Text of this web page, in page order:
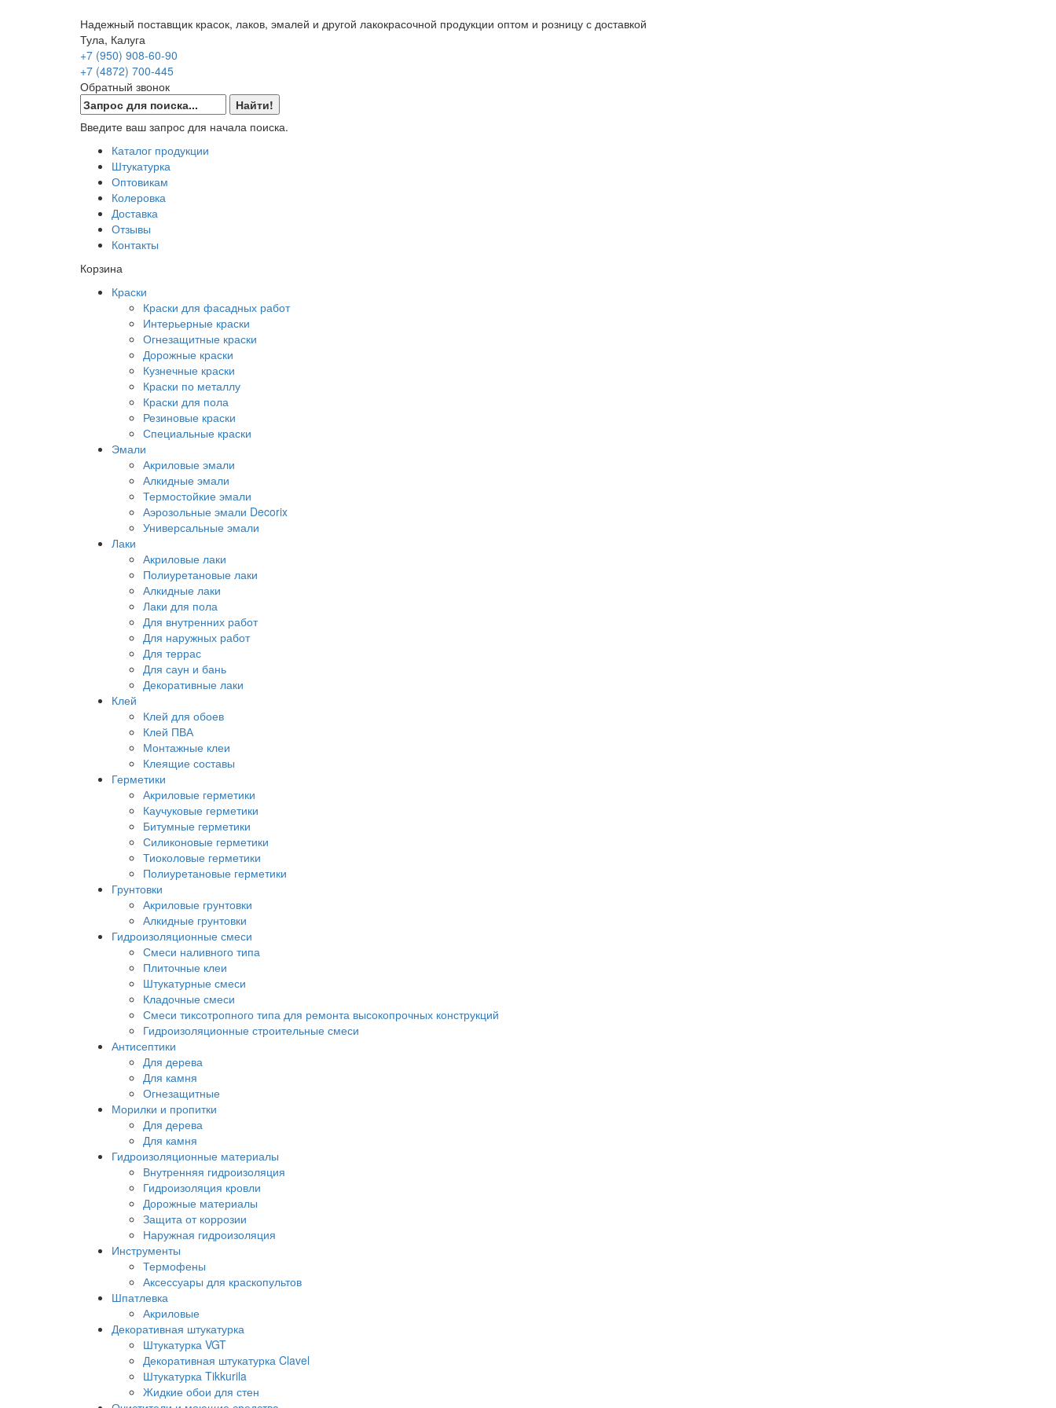
Надежный поставщик красок, лаков, эмалей и другой лакокрасочной продукции оптом и розницу с доставкой
Тула, Калуга
+7 (950) 908-60-90
+7 (4872) 700-445
Обратный звонок
Введите ваш запрос для начала поиска.
Каталог продукции
Штукатурка
Оптовикам
Колеровка
Доставка
Отзывы
Контакты
Корзина
Краски
Краски для фасадных работ
Интерьерные краски
Огнезащитные краски
Дорожные краски
Кузнечные краски
Краски по металлу
Краски для пола
Резиновые краски
Специальные краски
Эмали
Акриловые эмали
Алкидные эмали
Термостойкие эмали
Аэрозольные эмали Decorix
Универсальные эмали
Лаки
Акриловые лаки
Полиуретановые лаки
Алкидные лаки
Лаки для пола
Для внутренних работ
Для наружных работ
Для террас
Для саун и бань
Декоративные лаки
Клей
Клей для обоев
Клей ПВА
Монтажные клеи
Клеящие составы
Герметики
Акриловые герметики
Каучуковые герметики
Битумные герметики
Силиконовые герметики
Тиоколовые герметики
Полиуретановые герметики
Грунтовки
Акриловые грунтовки
Алкидные грунтовки
Гидроизоляционные смеси
Смеси наливного типа
Плиточные клеи
Штукатурные смеси
Кладочные смеси
Смеси тиксотропного типа для ремонта высокопрочных конструкций
Гидроизоляционные строительные смеси
Антисептики
Для дерева
Для камня
Огнезащитные
Морилки и пропитки
Для дерева
Для камня
Гидроизоляционные материалы
Внутренняя гидроизоляция
Гидроизоляция кровли
Дорожные материалы
Защита от коррозии
Наружная гидроизоляция
Инструменты
Термофены
Аксессуары для краскопультов
Шпатлевка
Акриловые
Декоративная штукатурка
Штукатурка VGT
Декоративная штукатурка Clavel
Штукатурка Tikkurila
Жидкие обои для стен